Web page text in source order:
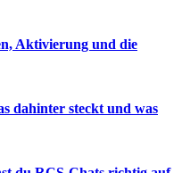
Aktivierung und die
dahinter steckt und was